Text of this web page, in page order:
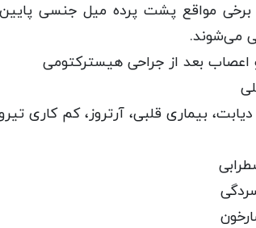
مواقع پشت پرده میل جنسی پایین
می‌شوند.
بعد از جراحی هیسترکتومی
بیماری قلبی، آرتروز، کم کاری